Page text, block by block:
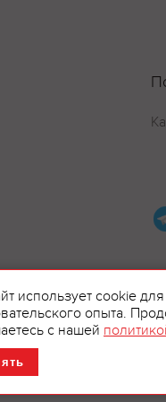
использует cookie
опыта.
с нашей